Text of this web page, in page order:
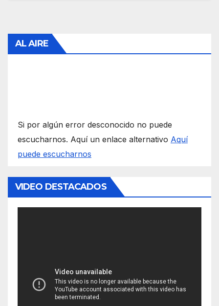
AL AIRE
Si por algún error desconocido no puede
escucharnos. Aquí un enlace alternativo Aquí
puede escucharnos
VIDEO DESTACADOS